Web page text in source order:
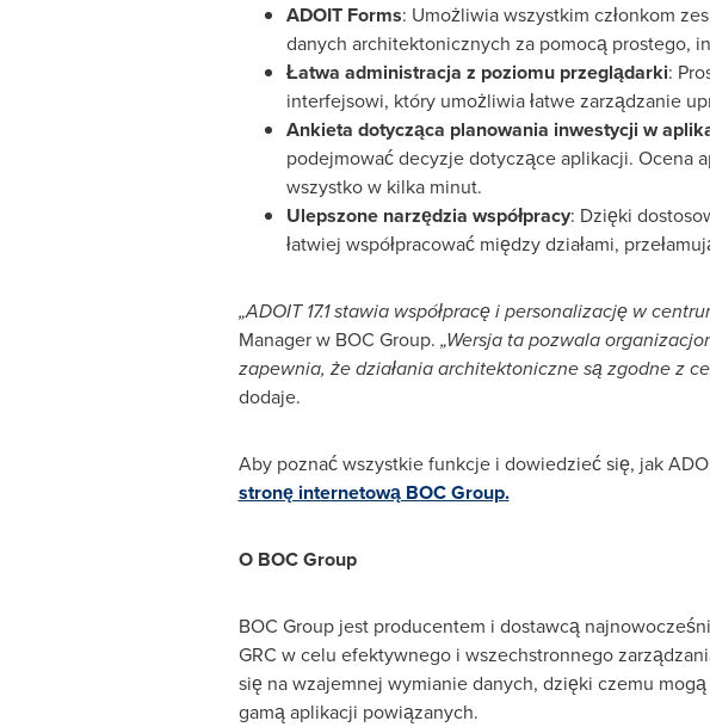
ADOIT Forms: Umożliwia wszystkim członkom
danych architektonicznych za pomocą prostego,
Łatwa administracja z poziomu przeglądarki:
interfejsowi, który umożliwia łatwe zarządzanie
Ankieta dotycząca planowania inwestycji w
podejmować decyzje dotyczące aplikacji. Ocena
wszystko w kilka minut.
Ulepszone narzędzia współpracy: Dzięki
łatwiej współpracować między działami,
„ADOIT 17.1 stawia współpracę i personalizację w
Manager w BOC Group. „Wersja ta pozwala
zapewnia, że działania architektoniczne są zgodne z
dodaje.
Aby poznać wszystkie funkcje i dowiedzieć się, jak
stronę internetową BOC Group.
O BOC Group
BOC Group jest producentem i dostawcą
GRC w celu efektywnego i wszechstronnego
się na wzajemnej wymianie danych, dzięki czemu
gamą aplikacji powiązanych.